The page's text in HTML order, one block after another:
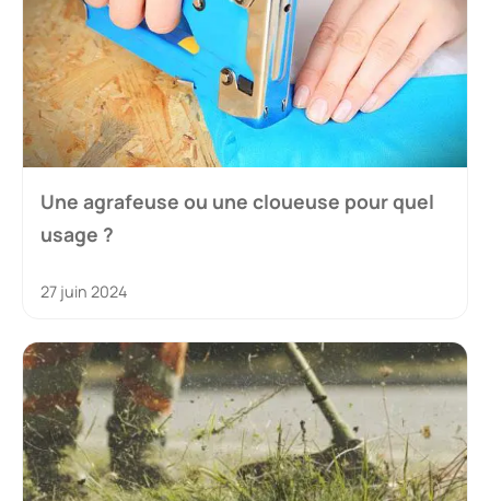
Une agrafeuse ou une cloueuse pour quel
usage ?
27 juin 2024